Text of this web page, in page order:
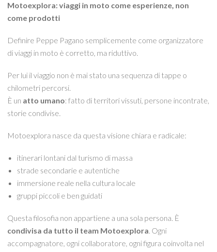
Motoexplora: viaggi in moto come esperienze, non
come prodotti
Definire Peppe Pagano semplicemente come organizzatore
di viaggi in moto è corretto, ma riduttivo.
Per lui il viaggio non è mai stato una sequenza di tappe o
chilometri percorsi.
È un atto umano: fatto di territori vissuti, persone incontrate,
storie condivise.
Motoexplora nasce da questa visione chiara e radicale:
itinerari lontani dal turismo di massa
strade secondarie e autentiche
immersione reale nella cultura locale
gruppi piccoli e ben guidati
Questa filosofia non appartiene a una sola persona. È
condivisa da tutto il team Motoexplora. Ogni
accompagnatore, ogni collaboratore, ogni figura coinvolta nel